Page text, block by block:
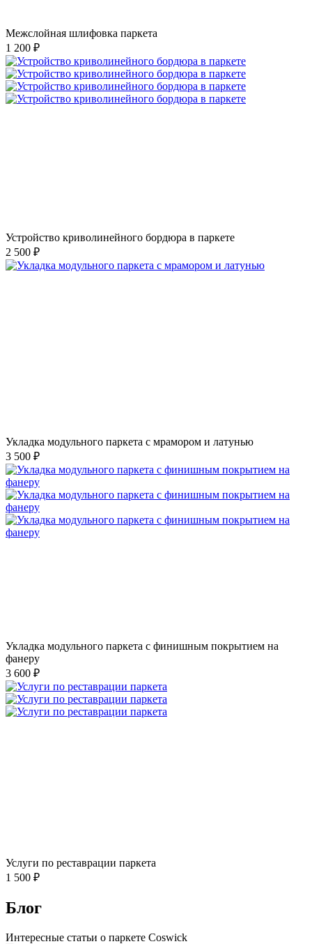
Межслойная шлифовка паркета
1 200 ₽
Устройство криволинейного бордюра в паркете
2 500 ₽
Укладка модульного паркета с мрамором и латунью
3 500 ₽
Укладка модульного паркета с финишным покрытием на
фанеру
3 600 ₽
Услуги по реставрации паркета
1 500 ₽
Блог
Интересные статьи о паркете Coswick